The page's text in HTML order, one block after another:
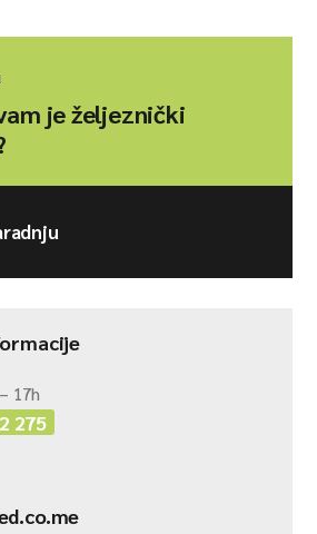
je željeznički
17h
275